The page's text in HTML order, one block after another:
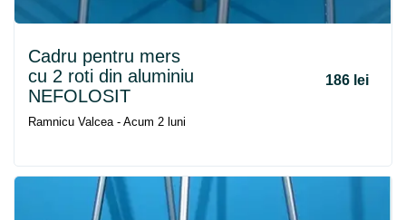
Cadru pentru mers
cu 2 roti din aluminiu
NEFOLOSIT
186 lei
Ramnicu Valcea - Acum 2 luni